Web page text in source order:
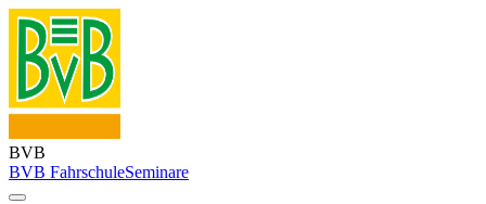
BVB
BVB FahrschuleSeminare